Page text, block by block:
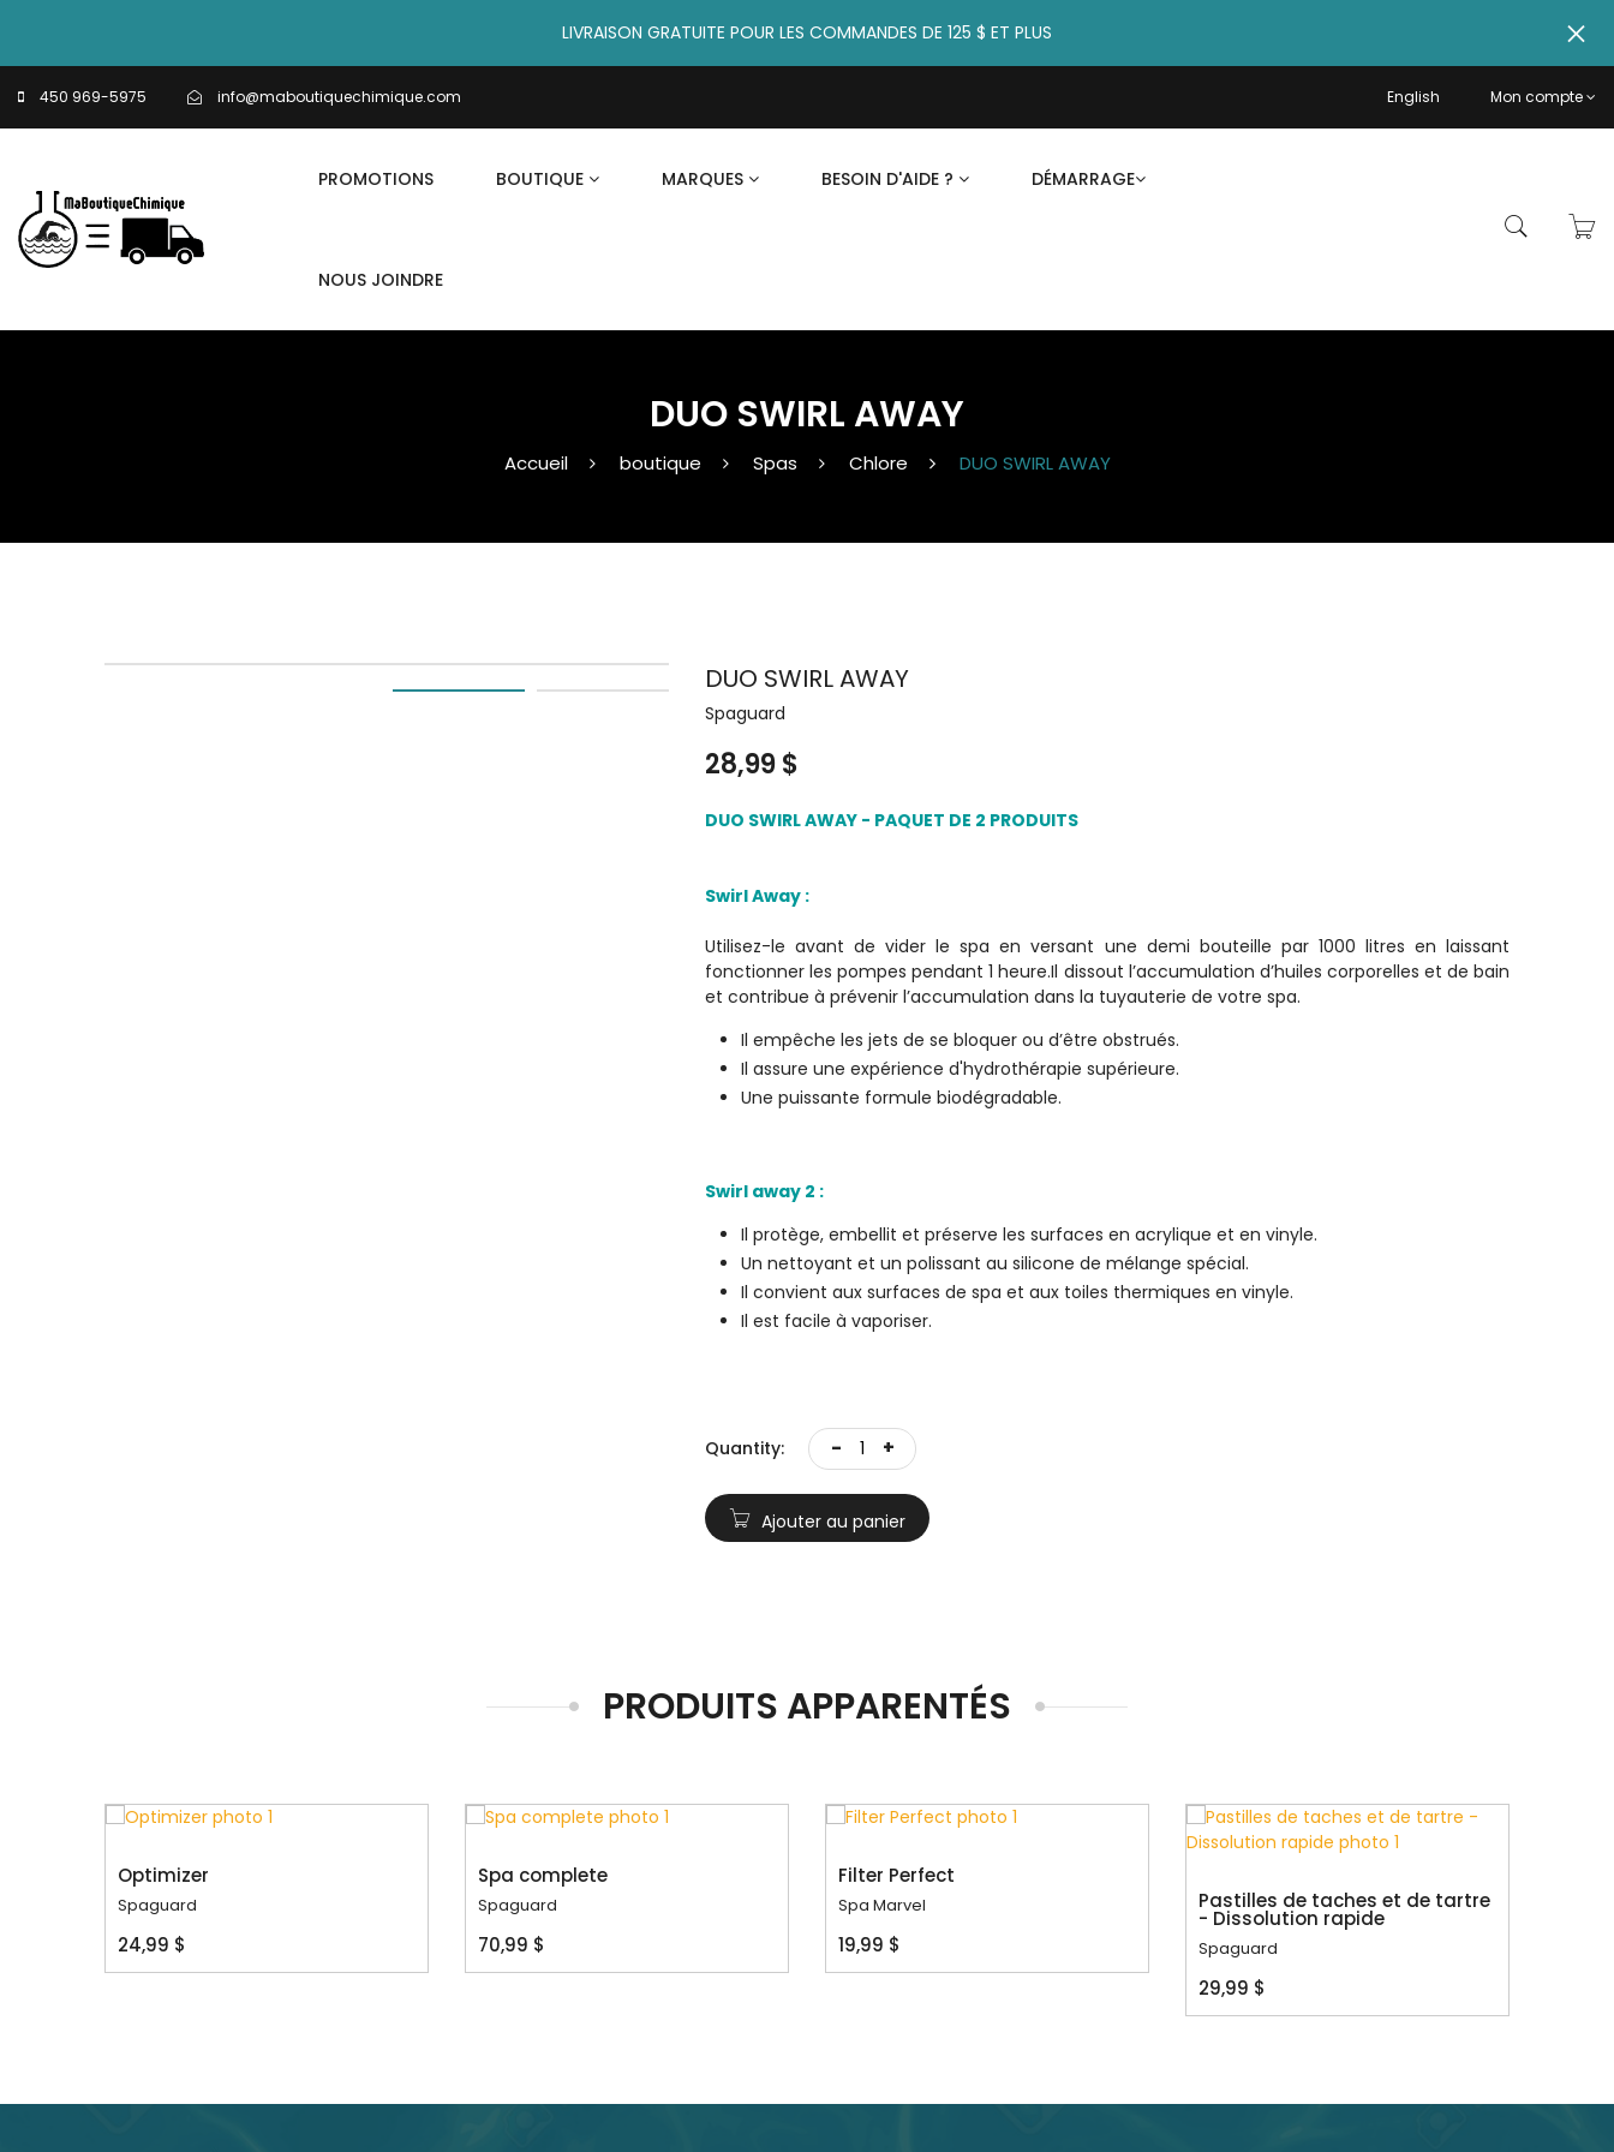
LIVRAISON GRATUITE POUR LES COMMANDES DE 125 $ ET PLUS
450 969-5975 info@maboutiquechimique.com English Mon compte
PROMOTIONS BOUTIQUE MARQUES BESOIN D'AIDE ? DÉMARRAGE
NOUS JOINDRE
DUO SWIRL AWAY
Accueil boutique Spas Chlore DUO SWIRL AWAY
DUO SWIRL AWAY
Spaguard
28,99 $
DUO SWIRL AWAY - PAQUET DE 2 PRODUITS
Swirl Away :
Utilisez-le avant de vider le spa en versant une demi bouteille par 1000 litres en laissant
fonctionner les pompes pendant 1 heure.Il dissout l’accumulation d’huiles corporelles et de bain
et contribue à prévenir l’accumulation dans la tuyauterie de votre spa.
Il empêche les jets de se bloquer ou d’être obstrués.
Il assure une expérience d'hydrothérapie supérieure.
Une puissante formule biodégradable.
Swirl away 2 :
Il protège, embellit et préserve les surfaces en acrylique et en vinyle.
Un nettoyant et un polissant au silicone de mélange spécial.
Il convient aux surfaces de spa et aux toiles thermiques en vinyle.
Il est facile à vaporiser.
Quantity: - +
Ajouter au panier
PRODUITS APPARENTÉS
Optimizer
Spaguard
24,99 $
Spa complete
Spaguard
70,99 $
Filter Perfect
Spa Marvel
19,99 $
Pastilles de taches et de tartre
- Dissolution rapide
Spaguard
29,99 $